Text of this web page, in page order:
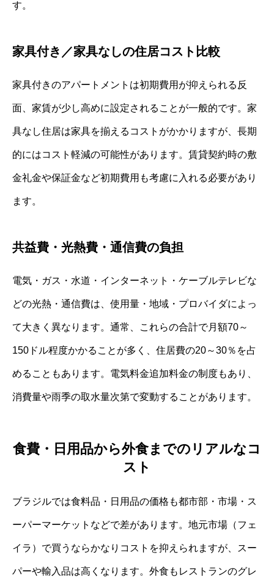
す。
家具付き／家具なしの住居コスト比較
家具付きのアパートメントは初期費用が抑えられる反
面、家賃が少し高めに設定されることが一般的です。家
具なし住居は家具を揃えるコストがかかりますが、長期
的にはコスト軽減の可能性があります。賃貸契約時の敷
金礼金や保証金など初期費用も考慮に入れる必要があり
ます。
共益費・光熱費・通信費の負担
電気・ガス・水道・インターネット・ケーブルテレビな
どの光熱・通信費は、使用量・地域・プロバイダによっ
て大きく異なります。通常、これらの合計で月額70～
150ドル程度かかることが多く、住居費の20～30％を占
めることもあります。電気料金追加料金の制度もあり、
消費量や雨季の取水量次第で変動することがあります。
食費・日用品から外食までのリアルなコ
スト
ブラジルでは食料品・日用品の価格も都市部・市場・ス
ーパーマーケットなどで差があります。地元市場（フェ
イラ）で買うならかなりコストを抑えられますが、スー
パーや輸入品は高くなります。外食もレストランのグレ